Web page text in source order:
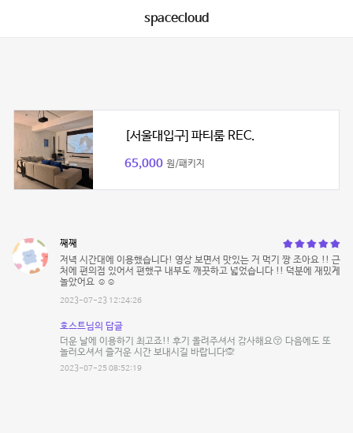
spacecloud
[서울대입구] 파티룸 REC.
65,000 원/패키지
째째
저녁 시간대에 이용했습니다! 영상 보면서 맛있는 거 먹기 짱 조아요 !! 근
처에 편의점 있어서 편했구 내부도 깨끗하고 넓었습니다 !! 덕분에 재밌게
놀았어요 ☺️☺️
2023-07-23 12:24:26
호스트님의 답글
더운 날에 이용하기 최고죠!! 후기 올려주셔서 감사해요😚 다음에도 또
놀러오셔서 즐거운 시간 보내시길 바랍니다🙊
2023-07-25 08:52:19